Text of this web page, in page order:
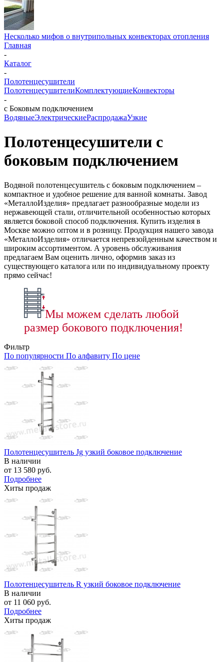
Несколько мифов о внутрипольных конвекторах отопления
Главная
-
Каталог
-
Полотенцесушители
ПолотенцесушителиКомплектующиеКонвекторы
-
с Боковым подключением
ВодяныеЭлектрическиеРаспродажаУзкие
Полотенцесушители с
боковым подключением
Водяной полотенцесушитель с боковым подключением –
компактное и удобное решение для ванной комнаты. Завод
«МеталлоИзделия» предлагает разнообразные модели из
нержавеющей стали, отличительной особенностью которых
является боковой способ подключения. Купить изделия в
Москве можно оптом и в розницу. Продукция нашего завода
«МеталлоИзделия» отличается непревзойденным качеством и
широким ассортиментом. А уровень обслуживания
предлагаем Вам оценить лично, оформив заказ из
существующего каталога или по индивидуальному проекту
прямо сейчас!
Мы можем сделать любой
размер бокового подключения!
Фильтр
По популярности По алфавиту По цене
Полотенцесушитель Jg узкий боковое подключение
В наличии
от 13 580 руб.
Подробнее
Хиты продаж
Полотенцесушитель R узкий боковое подключение
В наличии
от 11 060 руб.
Подробнее
Хиты продаж